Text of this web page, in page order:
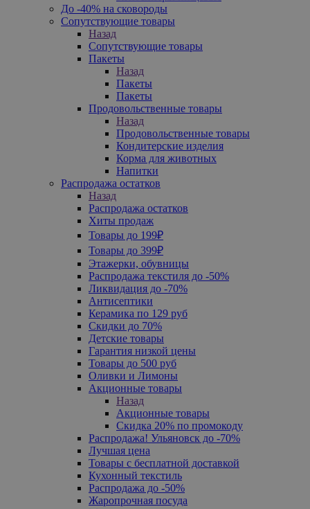
До -40% на сковороды
Сопутствующие товары
Назад
Сопутствующие товары
Пакеты
Назад
Пакеты
Пакеты
Продовольственные товары
Назад
Продовольственные товары
Кондитерские изделия
Корма для животных
Напитки
Распродажа остатков
Назад
Распродажа остатков
Хиты продаж
Товары до 199₽
Товары до 399₽
Этажерки, обувницы
Распродажа текстиля до -50%
Ликвидация до -70%
Антисептики
Керамика по 129 руб
Скидки до 70%
Детские товары
Гарантия низкой цены
Товары до 500 руб
Оливки и Лимоны
Акционные товары
Назад
Акционные товары
Скидка 20% по промокоду
Распродажа! Ульяновск до -70%
Лучшая цена
Товары с бесплатной доставкой
Кухонный текстиль
Распродажа до -50%
Жаропрочная посуда